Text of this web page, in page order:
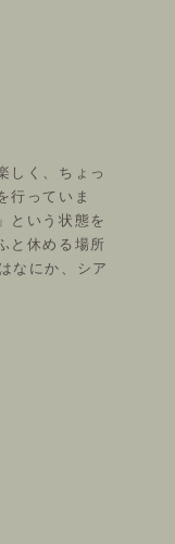
しく、ちょっ
行っていま
という状態を
と休める場所
なにか、シア